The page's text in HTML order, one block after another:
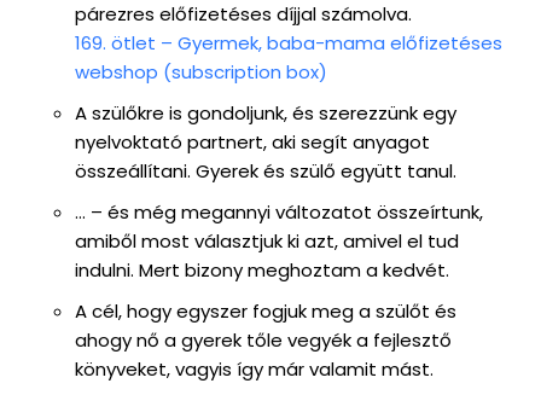
párezres előfizetéses díjjal számolva.
169. ötlet – Gyermek, baba-mama előfizetéses
webshop (subscription box)
A szülőkre is gondoljunk, és szerezzünk egy
nyelvoktató partnert, aki segít anyagot
összeállítani. Gyerek és szülő együtt tanul.
… – és még megannyi változatot összeírtunk,
amiből most választjuk ki azt, amivel el tud
indulni. Mert bizony meghoztam a kedvét.
A cél, hogy egyszer fogjuk meg a szülőt és
ahogy nő a gyerek tőle vegyék a fejlesztő
könyveket, vagyis így már valamit mást.